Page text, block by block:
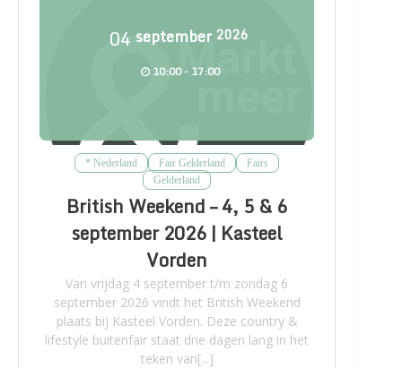
04 september 2026
10:00 - 17:00
* Nederland Fair Gelderland
Fairs
Gelderland
British Weekend – 4, 5 & 6
september 2026 | Kasteel
Vorden
Van vrijdag 4 september t/m zondag 6
september 2026 vindt het British Weekend
plaats bij Kasteel Vorden. Deze country &
lifestyle buitenfair staat drie dagen lang in het
teken van[...]